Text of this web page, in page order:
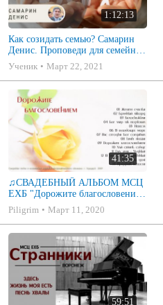
1:12:13
Как созидать семью? Самарин
Денис. Проповеди для семейных
МСЦ ЕХБ
Ученик Март 22, 2021
41:35
♫СВАДЕБНЫЙ АЛЬБОМ МСЦ
ЕХБ "Дорожите благословением
- Христианские песни.
Музыкальный диск. Псалмы
Piligrim Март 11, 2020
59:51